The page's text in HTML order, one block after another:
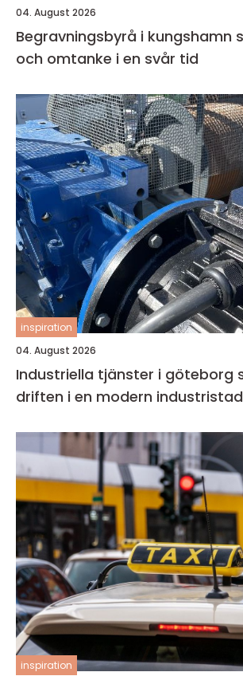
04. August 2026
Begravningsbyrå i kungshamn stöd, struktur
och omtanke i en svår tid
inspiration
04. August 2026
Industriella tjänster i göteborg så säkras
driften i en modern industristad
inspiration